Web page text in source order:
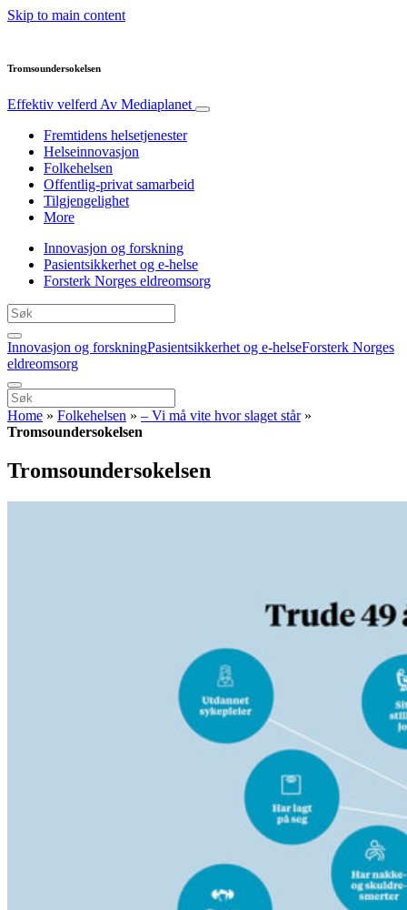
Skip to main content
Tromsoundersokelsen
Effektiv velferd Av Mediaplanet
Fremtidens helsetjenester
Helseinnovasjon
Folkehelsen
Offentlig-privat samarbeid
Tilgjengelighet
More
Innovasjon og forskning
Pasientsikkerhet og e-helse
Forsterk Norges eldreomsorg
Innovasjon og forskningPasientsikkerhet og e-helseForsterk Norges
eldreomsorg
Home » Folkehelsen » – Vi må vite hvor slaget står»
Tromsoundersokelsen
Tromsoundersokelsen